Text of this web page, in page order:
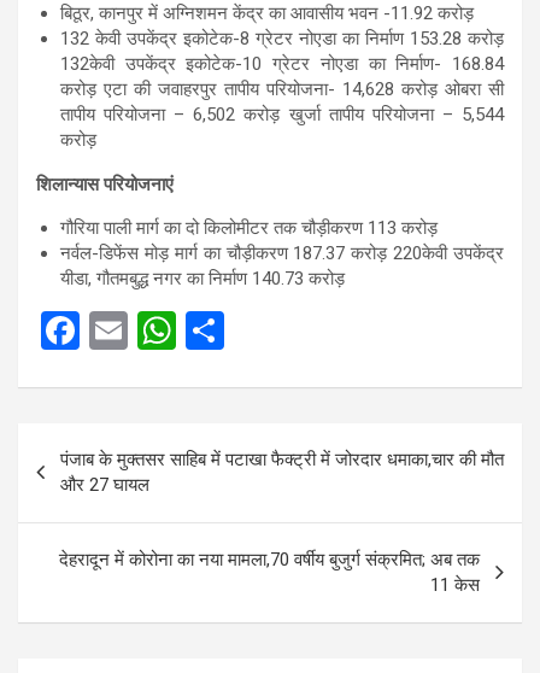
बिठूर, कानपुर में अग्निशमन केंद्र का आवासीय भवन -11.92 करोड़
132 केवी उपकेंद्र इकोटेक-8 ग्रेटर नोएडा का निर्माण 153.28 करोड़
132केवी उपकेंद्र इकोटेक-10 ग्रेटर नोएडा का निर्माण- 168.84
करोड़ एटा की जवाहरपुर तापीय परियोजना- 14,628 करोड़ ओबरा सी
तापीय परियोजना – 6,502 करोड़ खुर्जा तापीय परियोजना – 5,544
करोड़
शिलान्यास परियोजनाएं
गौरिया पाली मार्ग का दो किलोमीटर तक चौड़ीकरण 113 करोड़
नर्वल-डिफेंस मोड़ मार्ग का चौड़ीकरण 187.37 करोड़ 220केवी उपकेंद्र
यीडा, गौतमबुद्ध नगर का निर्माण 140.73 करोड़
F
b
o
o
k
E
W
s
p
p
e
Post
navigation
पंजाब के मुक्तसर साहिब में पटाखा फैक्ट्री में जोरदार धमाका,चार की मौत
और 27 घायल
देहरादून में कोरोना का नया मामला,70 वर्षीय बुजुर्ग संक्रमित; अब तक
11 केस